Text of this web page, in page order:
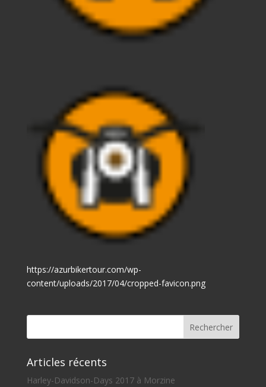
https://azurbikertour.com/wp-
content/uploads/2017/04/cropped-favicon.png
Articles récents
Harley-Davidson-Days 2017 à Morzine